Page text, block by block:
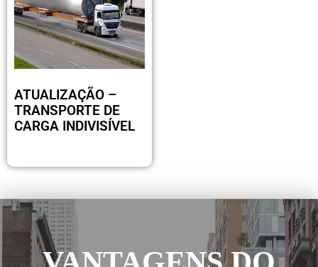
ATUALIZAÇÃO –
TRANSPORTE DE
CARGA INDIVISÍVEL